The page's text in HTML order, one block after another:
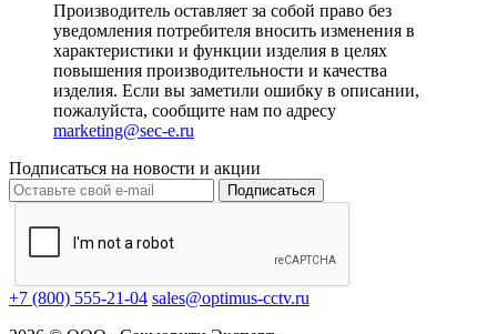
Производитель оставляет за собой право без
уведомления потребителя вносить изменения в
характеристики и функции изделия в целях
повышения производительности и качества
изделия. Если вы заметили ошибку в описании,
пожалуйста, сообщите нам по адресу
marketing@sec-e.ru
Подписаться на новости и акции
Подписаться
+7 (800) 555-21-04 sales@optimus-cctv.ru